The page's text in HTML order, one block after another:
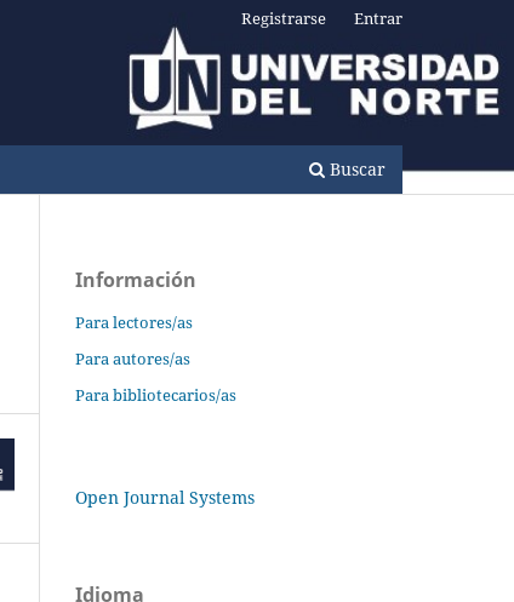
Buscar
Registrarse Entrar
Información
Para lectores/as
Para autores/as
Para bibliotecarios/as
Open Journal Systems
Idioma